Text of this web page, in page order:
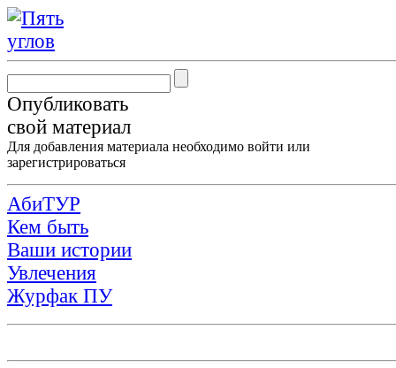
Опубликовать
свой материал
Для добавления материала необходимо войти или
зарегистрироваться
АбиТУР
Кем быть
Ваши истории
Увлечения
Журфак ПУ